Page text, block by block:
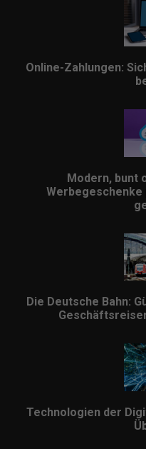
Online-Zahlungen:
Modern, bunt
Werbegeschenke
Die Deutsche Bahn:
Technologien der